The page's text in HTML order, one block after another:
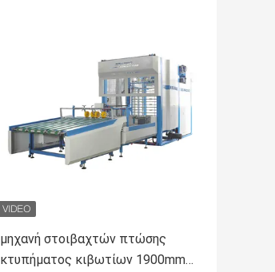
μηχανή στοιβαχτών πτώσης
κτυπήματος κιβωτίων 1900mm